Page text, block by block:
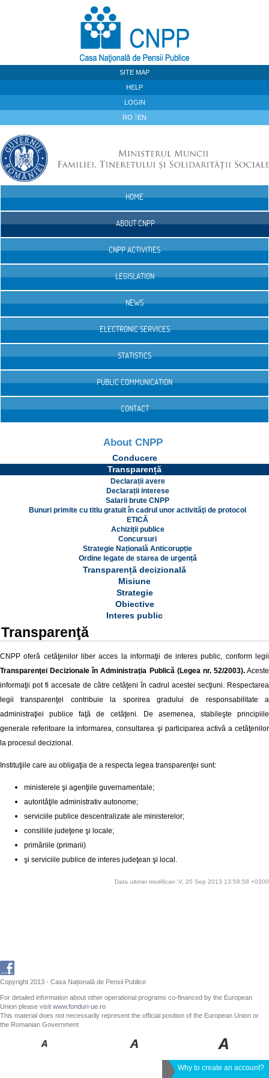
SITE MAP
HELP
LOGIN
RO EN
HOME
ABOUT CNPP
CNPP ACTIVITIES
LEGISLATION
NEWS
ELECTRONIC SERVICES
STATISTICS
PUBLIC COMMUNICATION
CONTACT
About CNPP
Conducere
Transparență
Declarații avere
Declarații interese
Salarii brute CNPP
Bunuri primite cu titlu gratuit în cadrul unor activităţi de protocol
ETICĂ
Achiziții publice
Concursuri
Strategie Națională Anticorupție
Ordine legate de starea de urgență
Transparență decizională
Misiune
Strategie
Obiective
Interes public
Transparenţă
CNPP oferă cetăţenilor liber acces la informaţii de interes public, conform legii
Transparenţei Decizionale în Administraţia Publică (Legea nr. 52/2003).Aceste
informaţii pot fi accesate de către cetăţeni în cadrul acestei secţiuni. Respectarea
legii transparenţei contribuie la sporirea gradului de responsabilitate a
administraţiei publice faţă de cetăţeni. De asemenea, stabileşte principiile
generale referitoare la informarea, consultarea şi participarea activă a cetăţenilor
la procesul decizional.
Instituţiile care au obligaţia de a respecta legea transparenţei sunt:
ministerele şi agenţiile guvernamentale;
autorităţile administrativ autonome;
serviciile publice descentralizate ale ministerelor;
consiliile judeţene şi locale;
primăriile (primarii)
şi serviciile publice de interes judeţean şi local.
Data ultimei modificari :V, 20 Sep 2013 13:58:58 +0300
Copyright 2013 - Casa Națională de Pensii Publice
For detailed information about other operational programs co-financed by the European
Union please visit www.fonduri-ue.ro
This material does not necessarily represent the official position of the European Union or
the Romanian Government
Why to create an account?